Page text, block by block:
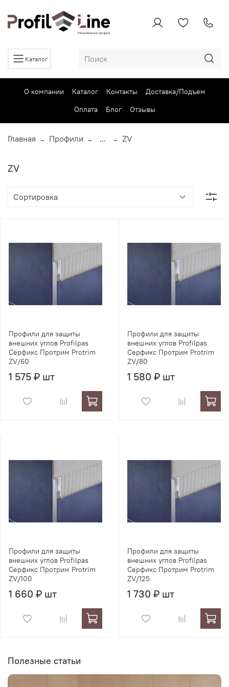
Каталог
О компании Каталог Контакты
Доставка/Подъем
Оплата
Блог Отзывы
Главная Профили ... ZV
ZV
Профили для защиты
внешних углов Profilpas
Серфикс Протрим Protrim
ZV/60
1 575 ₽ шт
Профили для защиты
внешних углов Profilpas
Серфикс Протрим Protrim
ZV/80
1 580 ₽ шт
Профили для защиты
внешних углов Profilpas
Серфикс Протрим Protrim
ZV/100
1 660 ₽ шт
Профили для защиты
внешних углов Profilpas
Серфикс Протрим Protrim
ZV/125
1 730 ₽ шт
Полезные статьи